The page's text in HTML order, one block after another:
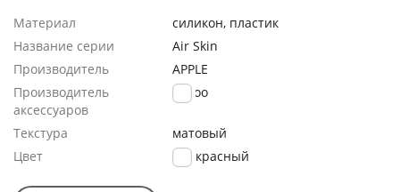
Материал
силикон, пластик
Название серии
Air Skin
Производитель
APPLE
Производитель
аксессуаров
K-Doo
Текстура
матовый
Цвет
красный